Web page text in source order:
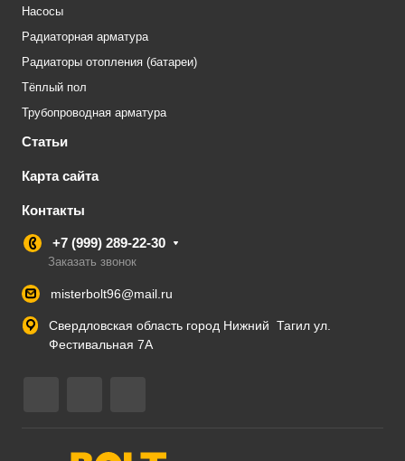
Насосы
Радиаторная арматура
Радиаторы отопления (батареи)
Тёплый пол
Трубопроводная арматура
Статьи
Карта сайта
Контакты
+7 (999) 289-22-30
Заказать звонок
misterbolt96@mail.ru
Свердловская область город Нижний Тагил ул.
Фестивальная 7А